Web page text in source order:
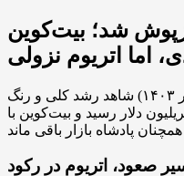
شد؛ بیت‌کوین
اما اتریوم نزولی
بازار ارزهای دیجیتال امروز (۲۱ آذر ۱۴۰۳) شاهد رشد کلی و رنگ
بود. ارزش کل بازار به ۳.۴۵۶ تریلیون دلار رسید و بیت‌کوین با
صعود، اتریوم در رکود